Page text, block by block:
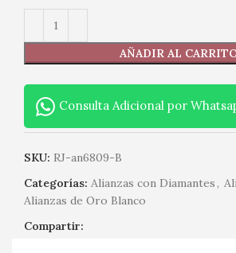
AÑADIR AL
Consulta Adicional por
SKU: RJ-an6809-B
Categorías: Alianzas con Diamantes,
Alianzas de Oro Blanco
Compartir: